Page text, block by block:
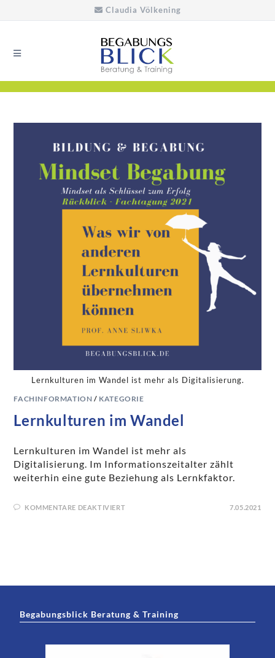
Claudia Völkening
Lernkulturen im Wandel ist mehr als Digitalisierung.
FACHINFORMATION / KATEGORIE
Lernkulturen im Wandel
Lernkulturen im Wandel ist mehr als
Digitalisierung. Im Informationszeitalter zählt
weiterhin eine gute Beziehung als Lernkfaktor.
KOMMENTARE DEAKTIVIERT 7.05.2021
Begabungsblick Beratung & Training